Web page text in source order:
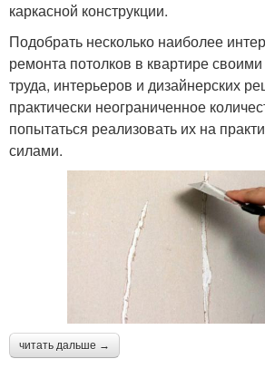
каркасной конструкции.
Подобрать несколько наиболее
ремонта потолков в квартире
труда, интерьеров и дизайнерских
практически неограниченное
попытаться реализовать их на
силами.
читать дальше →